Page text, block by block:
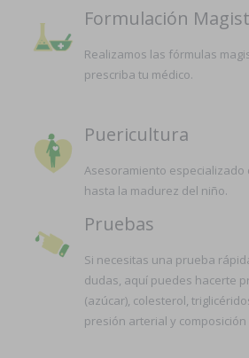
Formulación
Realizamos las fórmulas
prescriba tu médico.
Puericultura
Asesoramiento especializado
hasta la madurez del niño.
Pruebas
Si necesitas una prueba
dudas, aquí puedes hacerte
(azúcar), colesterol,
presión arterial y composición